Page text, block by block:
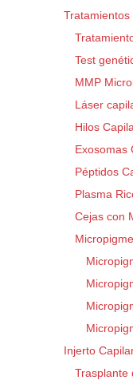
Tratamientos
Test
MMP
Láser
Hilos
Exosomas
Péptidos
Plasma
Cejas con
Injerto
Trasplante